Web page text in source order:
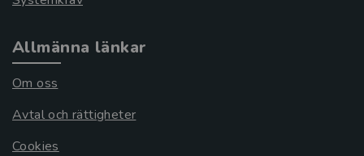
Allmänna länkar
Om oss
Avtal och rättigheter
Cookies